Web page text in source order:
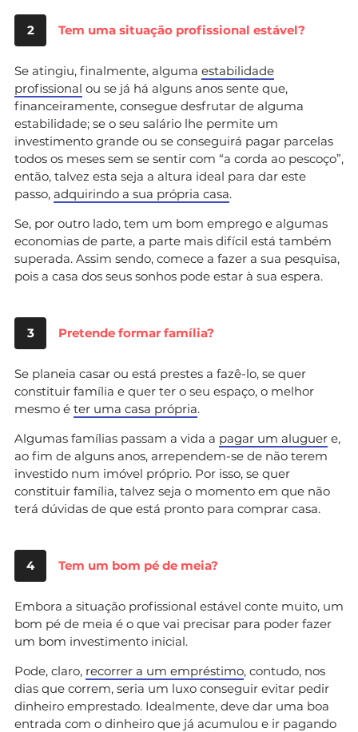
2 Tem uma situação profissional estável?
Se atingiu, finalmente, alguma estabilidade
profissional ou se já há alguns anos sente que,
financeiramente, consegue desfrutar de alguma
estabilidade; se o seu salário lhe permite um
investimento grande ou se conseguirá pagar parcelas
todos os meses sem se sentir com “a corda ao pescoço”,
então, talvez esta seja a altura ideal para dar este
passo, adquirindo a sua própria casa.
Se, por outro lado, tem um bom emprego e algumas
economias de parte, a parte mais difícil está também
superada. Assim sendo, comece a fazer a sua pesquisa,
pois a casa dos seus sonhos pode estar à sua espera.
3 Pretende formar família?
Se planeia casar ou está prestes a fazê-lo, se quer
constituir família e quer ter o seu espaço, o melhor
mesmo é ter uma casa própria.
Algumas famílias passam a vida a pagar um aluguer e,
ao fim de alguns anos, arrependem-se de não terem
investido num imóvel próprio. Por isso, se quer
constituir família, talvez seja o momento em que não
terá dúvidas de que está pronto para comprar casa.
4 Tem um bom pé de meia?
Embora a situação profissional estável conte muito, um
bom pé de meia é o que vai precisar para poder fazer
um bom investimento inicial.
Pode, claro, recorrer a um empréstimo, contudo, nos
dias que correm, seria um luxo conseguir evitar pedir
dinheiro emprestado. Idealmente, deve dar uma boa
entrada com o dinheiro que já acumulou e ir pagando